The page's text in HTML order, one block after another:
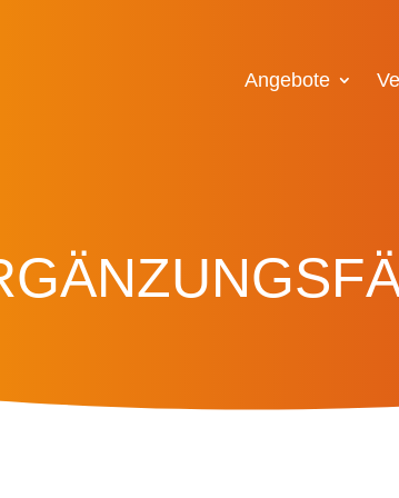
Angebote